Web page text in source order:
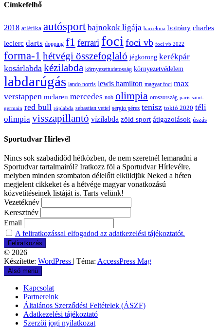
Címkefelhő
2018 atlétika autósport bajnokok ligája barcelona botrány charles
leclerc darts dopping f1 ferrari foci foci vb foci vb 2022
forma-1 hétvégi összefoglaló jégkorong kerékpár
kosárlabda kézilabda környezettudatosság környezetvédelem
labdarúgás lando norris lewis hamilton magyar foci max
verstappen mclaren mercedes nob olimpia oroszország paris saint-
germain red bull röplabda sebastian vettel sergio pérez tenisz tokió 2020 téli
olimpia visszapillantó vízilabda zöld sport átigazolások úszás
Sportudvar Hírlevél
Nincs sok szabadidőd hétközben, de nem szeretnél lemaradni a
Sportudvar tartalmairól? Iratkozz föl a Sportudvar Hírlevélre,
melyben minden szombaton délelőtt elküldjük Neked a héten
megjelent cikkeket és a hétvége magyar vonatkozású
közvetítéseinek listáját is. Tarts velünk!
Vezetéknév
Keresztnév
Email
A feliratkozással elfogadod az adatkezelési tájékoztatót.
© 2026
Készítette: WordPress | Téma: AccessPress Mag
Alsó menü
Kapcsolat
Partnereink
Általános Szerződési Feltételek (ÁSZF)
Adatkezelési tájékoztató
Szerzői jogi nyilatkozat